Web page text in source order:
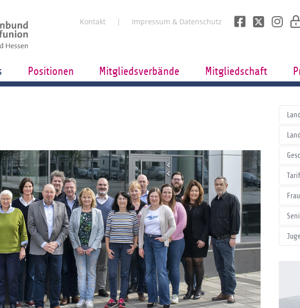
Kontakt Impressum & Datenschutz
Positionen Mitgliedsverbände Mitgliedschaft
Tarif